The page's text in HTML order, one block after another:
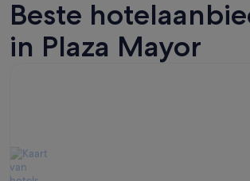
Beste
in Plaza Mayor